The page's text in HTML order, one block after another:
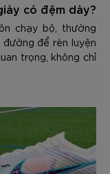
có đệm dày?
chạy bộ, thường
để rèn luyện
trọng, không chỉ
tránh những chấn
các thương hiệu,